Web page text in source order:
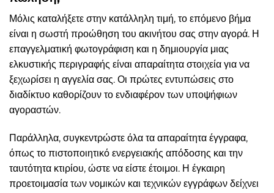
Μόλις καταλήξετε στην κατάλληλη τιμή, το επόμενο βήμα
είναι η σωστή προώθηση του ακινήτου σας στην αγορά. Η
επαγγελματική φωτογράφιση και η δημιουργία μιας
ελκυστικής περιγραφής είναι απαραίτητα στοιχεία για να
ξεχωρίσει η αγγελία σας. Οι πρώτες εντυπώσεις στο
διαδίκτυο καθορίζουν το ενδιαφέρον των υποψήφιων
αγοραστών.
Παράλληλα, συγκεντρώστε όλα τα απαραίτητα έγγραφα,
όπως το πιστοποιητικό ενεργειακής απόδοσης και την
ταυτότητα κτιρίου, ώστε να είστε έτοιμοι. Η έγκαιρη
προετοιμασία των νομικών και τεχνικών εγγράφων δείχνει